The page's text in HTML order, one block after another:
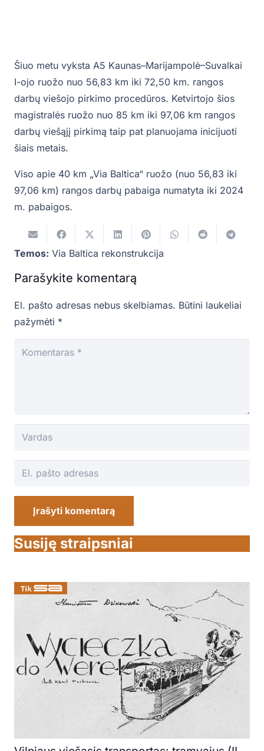
Šiuo metu vyksta A5 Kaunas–Marijampolė–Suvalkai
I-ojo ruožo nuo 56,83 km iki 72,50 km. rangos
darbų viešojo pirkimo procedūros. Ketvirtojo šios
magistralės ruožo nuo 85 km iki 97,06 km rangos
darbų viešąjį pirkimą taip pat planuojama inicijuoti
šiais metais.
Viso apie 40 km „Via Baltica“ ruožo (nuo 56,83 iki
97,06 km) rangos darbų pabaiga numatyta iki 2024
m. pabaigos.
Temos: Via Baltica rekonstrukcija
Parašykite komentarą
El. pašto adresas nebus skelbiamas. Būtini laukeliai
pažymėti *
Įrašyti komentarą
Susiję straipsniai